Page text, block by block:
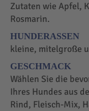
Zutaten wie Apfel,
Rosmarin.
HUNDERASSEN
kleine, mitelgroße
GESCHMACK
Wählen Sie die
Ihres Hundes aus
Rind, Fleisch-Mix,